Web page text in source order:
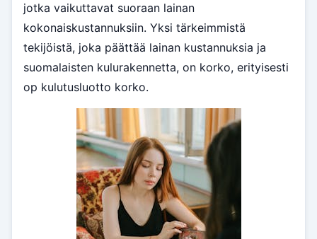
jotka vaikuttavat suoraan lainan
kokonaiskustannuksiin. Yksi tärkeimmistä
tekijöistä, joka päättää lainan kustannuksia ja
suomalaisten kulurakennetta, on korko, erityisesti
op kulutusluotto korko.